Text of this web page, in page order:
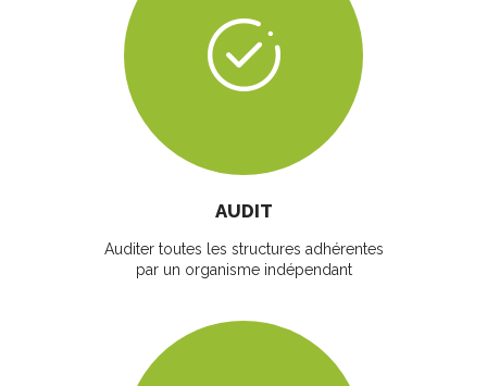
AUDIT
Auditer toutes les structures adhérentes
par un organisme indépendant